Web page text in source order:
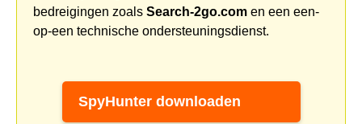
bedreigingen zoals Search-2go.com en een een-
op-een technische ondersteuningsdienst.
SpyHunter downloaden